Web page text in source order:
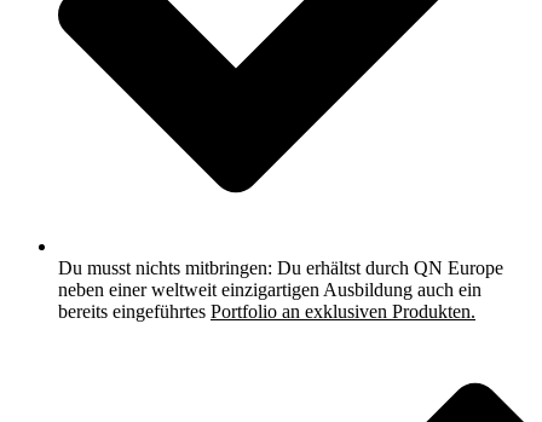
Du musst nichts mitbringen: Du erhältst durch QN Europe
neben einer weltweit einzigartigen Ausbildung auch ein
bereits eingeführtes Portfolio an exklusiven Produkten.